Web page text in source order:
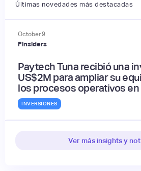
Últimas novedades más destacadas
October9
Finsiders
Paytech Tuna recibió una
US$2M para ampliar su
los procesos operativos en
INVERSIONES
Ver más insights y